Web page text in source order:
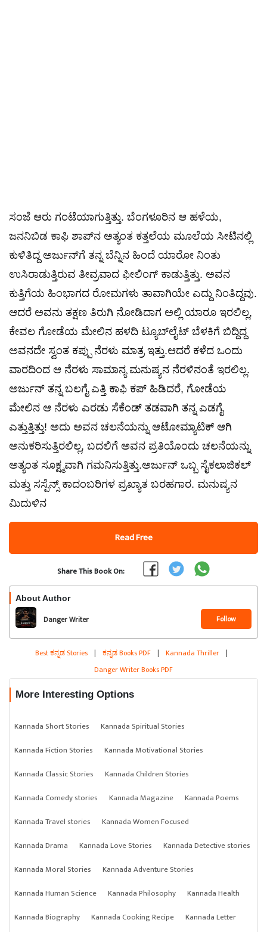
ಸಂಜೆ ಆರು ಗಂಟೆಯಾಗುತ್ತಿತ್ತು. ಬೆಂಗಳೂರಿನ ಆ ಹಳೆಯ,
ಜನನಿಬಿಡ ಕಾಫಿ ಶಾಪ್‌ನ ಅತ್ಯಂತ ಕತ್ತಲೆಯ ಮೂಲೆಯ ಸೀಟಿನಲ್ಲಿ
ಕುಳಿತಿದ್ದ ಅರ್ಜುನ್‌ಗೆ ತನ್ನ ಬೆನ್ನಿನ ಹಿಂದೆ ಯಾರೋ ನಿಂತು
ಉಸಿರಾಡುತ್ತಿರುವ ತೀವ್ರವಾದ ಫೀಲಿಂಗ್ ಕಾಡುತ್ತಿತ್ತು. ಅವನ
ಕುತ್ತಿಗೆಯ ಹಿಂಭಾಗದ ರೋಮಗಳು ತಾವಾಗಿಯೇ ಎದ್ದು ನಿಂತಿದ್ದವು.
ಆದರೆ ಅವನು ತಕ್ಷಣ ತಿರುಗಿ ನೋಡಿದಾಗ ಅಲ್ಲಿ ಯಾರೂ ಇರಲಿಲ್ಲ,
ಕೇವಲ ಗೋಡೆಯ ಮೇಲಿನ ಹಳದಿ ಟ್ಯೂಬ್‌ಲೈಟ್ ಬೆಳಕಿಗೆ ಬಿದ್ದಿದ್ದ
ಅವನದೇ ಸ್ವಂತ ಕಪ್ಪು ನೆರಳು ಮಾತ್ರ ಇತ್ತು.ಆದರೆ ಕಳೆದ ಒಂದು
ವಾರದಿಂದ ಆ ನೆರಳು ಸಾಮಾನ್ಯ ಮನುಷ್ಯನ ನೆರಳಿನಂತೆ ಇರಲಿಲ್ಲ.
ಅರ್ಜುನ್ ತನ್ನ ಬಲಗೈ ಎತ್ತಿ ಕಾಫಿ ಕಪ್ ಹಿಡಿದರೆ, ಗೋಡೆಯ
ಮೇಲಿನ ಆ ನೆರಳು ಎರಡು ಸೆಕೆಂಡ್ ತಡವಾಗಿ ತನ್ನ ಎಡಗೈ
ಎತ್ತುತ್ತಿತ್ತು! ಅದು ಅವನ ಚಲನೆಯನ್ನು ಆಟೋಮ್ಯಾಟಿಕ್ ಆಗಿ
ಅನುಕರಿಸುತ್ತಿರಲಿಲ್ಲ, ಬದಲಿಗೆ ಅವನ ಪ್ರತಿಯೊಂದು ಚಲನೆಯನ್ನು
ಅತ್ಯಂತ ಸೂಕ್ಷ್ಮವಾಗಿ ಗಮನಿಸುತ್ತಿತ್ತು.ಅರ್ಜುನ್ ಒಬ್ಬ ಸೈಕಲಾಜಿಕಲ್
ಮತ್ತು ಸಸ್ಪೆನ್ಸ್ ಕಾದಂಬರಿಗಳ ಪ್ರಖ್ಯಾತ ಬರಹಗಾರ. ಮನುಷ್ಯನ
ಮಿದುಳಿನ
Read Free
Share This Book On:
About Author
Danger Writer Follow
Best ಕನ್ನಡ Stories | ಕನ್ನಡ Books PDF | Kannada Thriller |
Danger Writer Books PDF
More Interesting Options
Kannada Short Stories
Kannada Spiritual Stories
Kannada Fiction Stories
Kannada Motivational Stories
Kannada Classic Stories
Kannada Children Stories
Kannada Comedy stories
Kannada Magazine
Kannada Poems
Kannada Travel stories
Kannada Women Focused
Kannada Drama
Kannada Love Stories
Kannada Detective stories
Kannada Moral Stories
Kannada Adventure Stories
Kannada Human Science
Kannada Philosophy
Kannada Health
Kannada Biography
Kannada Cooking Recipe Kannada Letter